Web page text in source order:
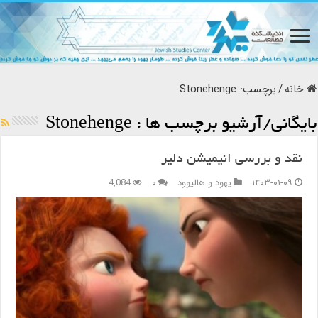
خانه/برچسب: Stonehenge
بایگانی/آرشیو برچسب ها : Stonehenge
نقد و بررسی انیمیشن دلیر
۱۴۰۳-۰۱-۰۹
یهود و هالیوود ۰ 4,084